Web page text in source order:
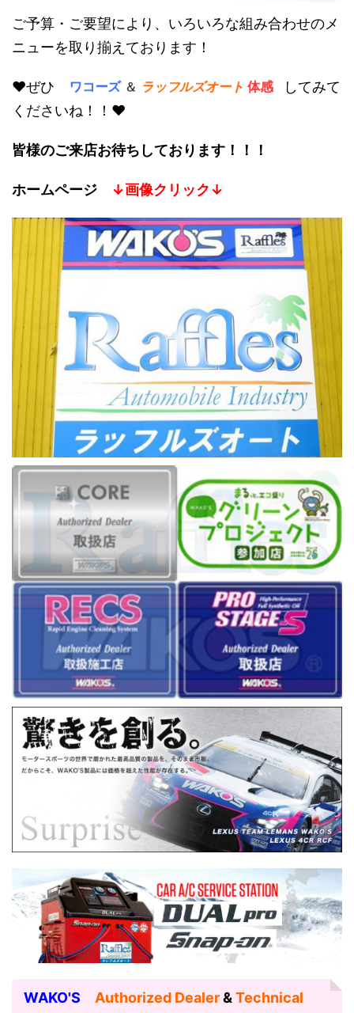
ご予算・ご要望により、いろいろな組み合わせのメ
ニューを取り揃えております！
♥ぜひ ワコーズ ＆ ラッフルズオート 体感
してみて
くださいね！！♥
皆様のご来店お待ちしております！！！
ホームページ ↓画像クリック↓
WAKO'S Authorized Dealer&Technical